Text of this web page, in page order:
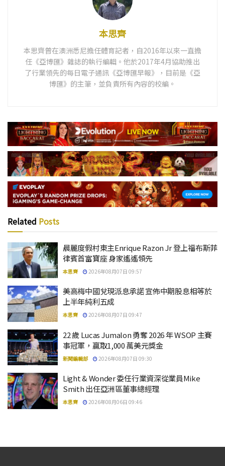
本思齊
本思齊曾在澳洲悉尼擔任體育記者，自2016年以來一直擔
任《亞博匯》雜誌的執行編輯。他於2017年4月協助推出
了行業領先的每日電子通訊《亞博匯早報》，目前是《亞
博匯》的主筆，並負責所有內容的校編。
Related Posts
晨麗度假村東主Enrique Razon Jr 登上福布斯菲
律賓首富寶座 身家遙遙領先
本思齊 2026年08月07日 09:57
美高梅中國兌現派息承諾 宣佈中期股息相等於
上半年純利五成
本思齊 2026年08月07日 09:47
22 歲 Lucas Jumalon 勇奪 2026 年 WSOP 主賽
事冠軍，贏取1,000 萬美元獎金
新聞編輯部 2026年08月07日 09:30
Light & Wonder 委任行業資深從業員Mike
Smith 出任亞洲區董事總經理
本思齊 2026年08月06日 09:46